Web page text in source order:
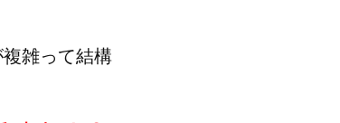
雑って結構